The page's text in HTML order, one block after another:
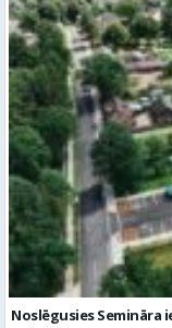
Noslēgusies Semināra
Valmierā